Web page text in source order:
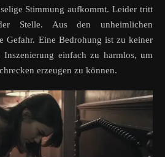
Stimmung aufkommt. Leider tritt
Stelle. Aus den unheimlichen
Gefahr. Eine Bedrohung ist zu keiner
einfach zu harmlos, um
erzeugen zu können.